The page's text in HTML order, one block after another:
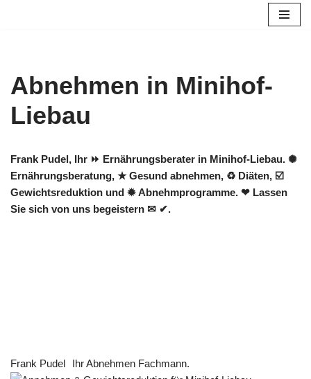
Abnehmen in Minihof-
Liebau
Frank Pudel, Ihr ⏩ Ernährungsberater in Minihof-Liebau. ✺
Ernährungsberatung, ★ Gesund abnehmen, ♻ Diäten, ☑️
Gewichtsreduktion und ✹ Abnehmprogramme. ❤ Lassen
Sie sich von uns begeistern ✉ ✔.
Frank Pudel Ihr Abnehmen Fachmann.